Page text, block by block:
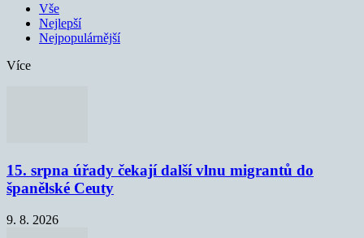
Vše
Nejlepší
Nejpopulárnější
Více
15. srpna úřady čekají další vlnu migrantů do
španělské Ceuty
9. 8. 2026